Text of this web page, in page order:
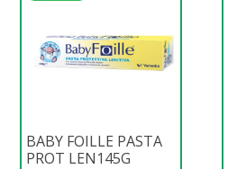
BABY FOILLE PASTA
PROT LEN145G